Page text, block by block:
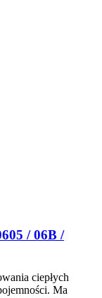
/ 06B /
ciepłych
Ma